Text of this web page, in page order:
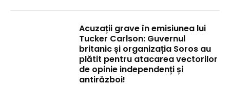
Acuzații grave în emisiunea lui
Tucker Carlson: Guvernul
britanic și organizația Soros au
plătit pentru atacarea vectorilor
de opinie independenți și
antirăzboi!